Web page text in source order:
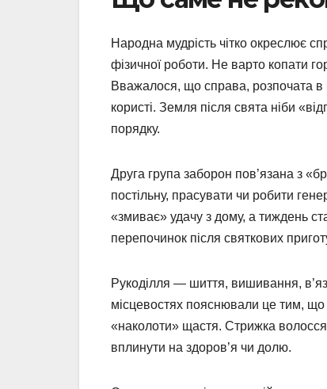
Народна мудрість чітко окреслює
фізичної роботи. Не варто копати
Вважалося, що справа, розпочата в
користі. Земля після свята ніби
порядку.
Друга група заборон пов’язана з
постільну, прасувати чи робити
«змиває» удачу з дому, а тиждень
перепочинок після святкових
Рукоділля — шиття, вишивання,
місцевостях пояснювали це тим,
«наколоти» щастя. Стрижка
вплинути на здоров’я чи долю.